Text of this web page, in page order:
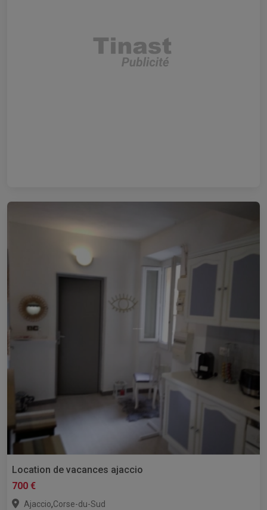
Location de vacances ajaccio
700 €
Ajaccio,Corse-du-Sud